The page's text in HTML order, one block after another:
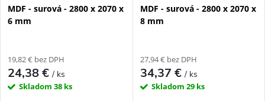
MDF - surová - 2800 x 2070 x
6 mm
19,82 € bez DPH
24,38 €/ ks
Skladom 38 ks
MDF - surová - 2800 x 2070 x
8 mm
27,94 € bez DPH
34,37 €/ ks
Skladom 29 ks